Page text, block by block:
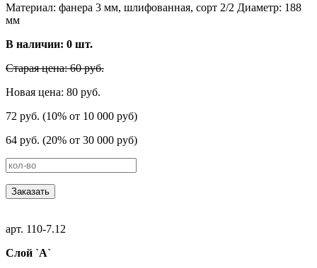
Материал: фанера 3 мм, шлифованная, сорт 2/2 Диаметр: 188
мм
В наличии: 0 шт.
Старая цена: 60 руб.
Новая цена: 80 руб.
72 руб. (10% от 10 000 руб)
64 руб. (20% от 30 000 руб)
Заказать
арт. 110-7.12
Слой `А`